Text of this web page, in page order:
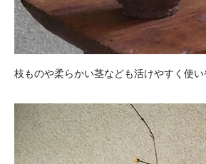
枝ものや柔らかい茎なども活けやすく使い